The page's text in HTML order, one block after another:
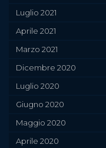
Luglio 2021
Aprile 2021
Marzo 2021
Dicembre 2020
Luglio 2020
Giugno 2020
Maggio 2020
Aprile 2020